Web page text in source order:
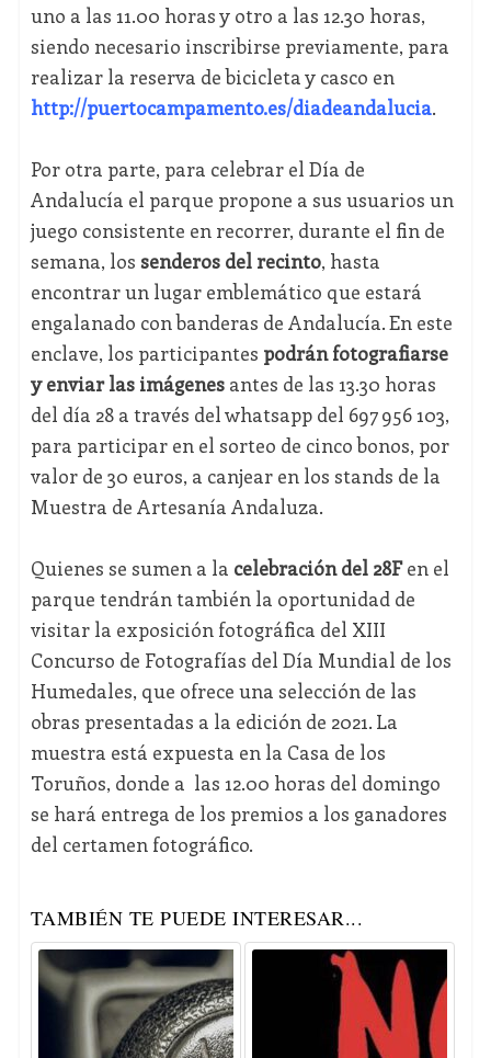
uno a las 11.00 horas y otro a las 12.30 horas,
siendo necesario inscribirse previamente, para
realizar la reserva de bicicleta y casco en
http://puertocampamento.es/diadeandalucia.
Por otra parte, para celebrar el Día de
Andalucía el parque propone a sus usuarios un
juego consistente en recorrer, durante el fin de
semana, los senderos del recinto, hasta
encontrar un lugar emblemático que estará
engalanado con banderas de Andalucía. En este
enclave, los participantes podrán fotografiarse
y enviar las imágenesantes de las 13.30 horas
del día 28 a través del whatsapp del 697 956 103,
para participar en el sorteo de cinco bonos, por
valor de 30 euros, a canjear en los stands de la
Muestra de Artesanía Andaluza.
Quienes se sumen a la celebración del 28Fen el
parque tendrán también la oportunidad de
visitar la exposición fotográfica del XIII
Concurso de Fotografías del Día Mundial de los
Humedales, que ofrece una selección de las
obras presentadas a la edición de 2021. La
muestra está expuesta en la Casa de los
Toruños, donde a las 12.00 horas del domingo
se hará entrega de los premios a los ganadores
del certamen fotográfico.
TAMBIÉN TE PUEDE INTERESAR...